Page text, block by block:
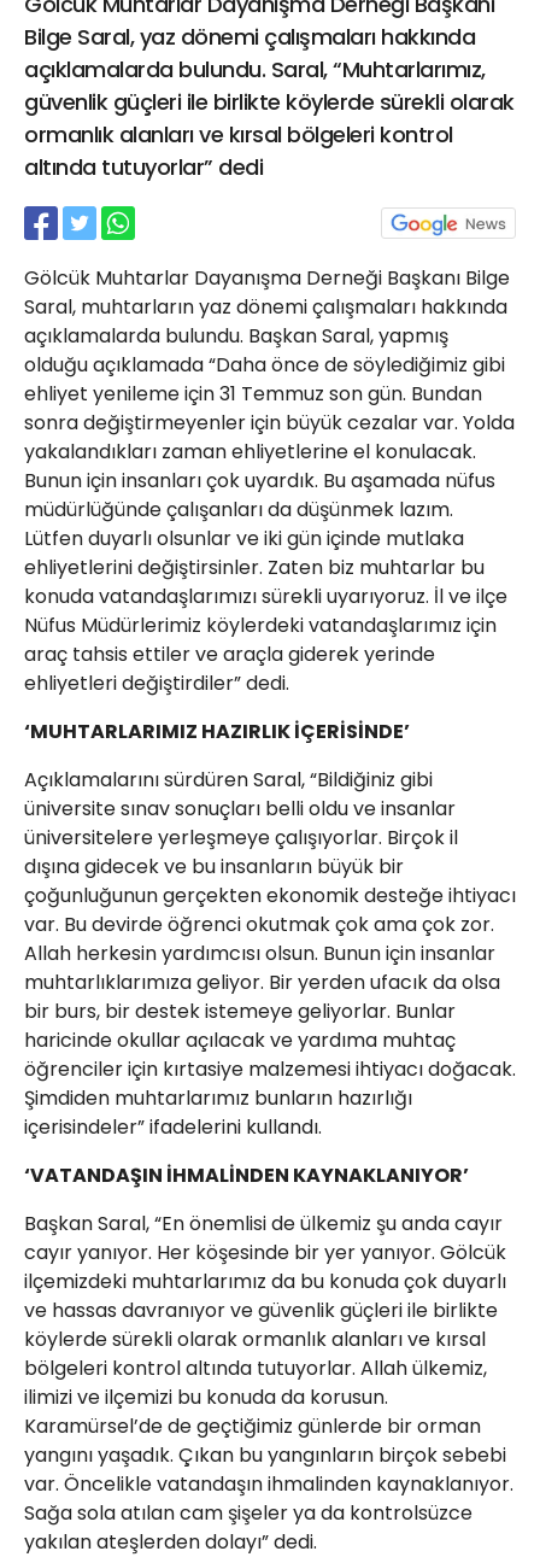
Bilge Saral, yaz dönemi çalışmaları hakkında
açıklamalarda bulundu. Saral, “Muhtarlarımız,
güvenlik güçleri ile birlikte köylerde sürekli olarak
ormanlık alanları ve kırsal bölgeleri kontrol
altında tutuyorlar” dedi
Gölcük Muhtarlar Dayanışma Derneği Başkanı Bilge
Saral, muhtarların yaz dönemi çalışmaları hakkında
açıklamalarda bulundu. Başkan Saral, yapmış
olduğu açıklamada “Daha önce de söylediğimiz gibi
ehliyet yenileme için 31 Temmuz son gün. Bundan
sonra değiştirmeyenler için büyük cezalar var. Yolda
yakalandıkları zaman ehliyetlerine el konulacak.
Bunun için insanları çok uyardık. Bu aşamada nüfus
müdürlüğünde çalışanları da düşünmek lazım.
Lütfen duyarlı olsunlar ve iki gün içinde mutlaka
ehliyetlerini değiştirsinler. Zaten biz muhtarlar bu
konuda vatandaşlarımızı sürekli uyarıyoruz. İl ve ilçe
Nüfus Müdürlerimiz köylerdeki vatandaşlarımız için
araç tahsis ettiler ve araçla giderek yerinde
ehliyetleri değiştirdiler” dedi.
‘MUHTARLARIMIZ HAZIRLIK İÇERİSİNDE’
Açıklamalarını sürdüren Saral, “Bildiğiniz gibi
üniversite sınav sonuçları belli oldu ve insanlar
üniversitelere yerleşmeye çalışıyorlar. Birçok il
dışına gidecek ve bu insanların büyük bir
çoğunluğunun gerçekten ekonomik desteğe ihtiyacı
var. Bu devirde öğrenci okutmak çok ama çok zor.
Allah herkesin yardımcısı olsun. Bunun için insanlar
muhtarlıklarımıza geliyor. Bir yerden ufacık da olsa
bir burs, bir destek istemeye geliyorlar. Bunlar
haricinde okullar açılacak ve yardıma muhtaç
öğrenciler için kırtasiye malzemesi ihtiyacı doğacak.
Şimdiden muhtarlarımız bunların hazırlığı
içerisindeler” ifadelerini kullandı.
‘VATANDAŞIN İHMALİNDEN KAYNAKLANIYOR’
Başkan Saral, “En önemlisi de ülkemiz şu anda cayır
cayır yanıyor. Her köşesinde bir yer yanıyor. Gölcük
ilçemizdeki muhtarlarımız da bu konuda çok duyarlı
ve hassas davranıyor ve güvenlik güçleri ile birlikte
köylerde sürekli olarak ormanlık alanları ve kırsal
bölgeleri kontrol altında tutuyorlar. Allah ülkemiz,
ilimizi ve ilçemizi bu konuda da korusun.
Karamürsel’de de geçtiğimiz günlerde bir orman
yangını yaşadık. Çıkan bu yangınların birçok sebebi
var. Öncelikle vatandaşın ihmalinden kaynaklanıyor.
Sağa sola atılan cam şişeler ya da kontrolsüzce
yakılan ateşlerden dolayı” dedi.
21 Gölcük
02624132333
haber@golcukpostasi.com